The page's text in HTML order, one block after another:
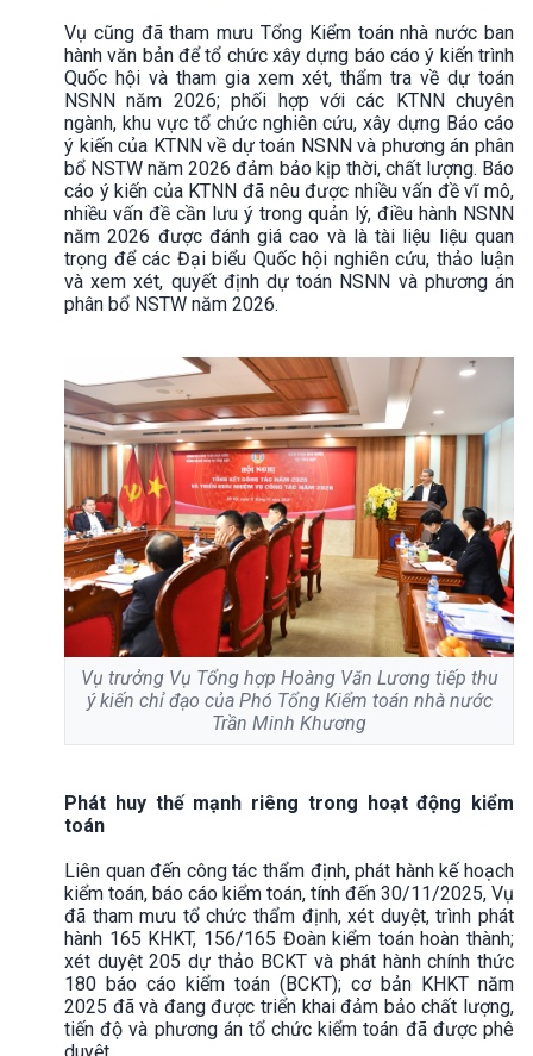
Vụ cũng đã tham mưu Tổng Kiểm toán nhà nước ban
hành văn bản để tổ chức xây dựng báo cáo ý kiến trình
Quốc hội và tham gia xem xét, thẩm tra về dự toán
NSNN năm 2026; phối hợp với các KTNN chuyên
ngành, khu vực tổ chức nghiên cứu, xây dựng Báo cáo
ý kiến của KTNN về dự toán NSNN và phương án phân
bổ NSTW năm 2026 đảm bảo kịp thời, chất lượng. Báo
cáo ý kiến của KTNN đã nêu được nhiều vấn đề vĩ mô,
nhiều vấn đề cần lưu ý trong quản lý, điều hành NSNN
năm 2026 được đánh giá cao và là tài liệu liệu quan
trọng để các Đại biểu Quốc hội nghiên cứu, thảo luận
và xem xét, quyết định dự toán NSNN và phương án
phân bổ NSTW năm 2026.
Vụ trưởng Vụ Tổng hợp Hoàng Văn Lương tiếp thu
ý kiến chỉ đạo của Phó Tổng Kiểm toán nhà nước
Trần Minh Khương
Phát huy thế mạnh riêng trong hoạt động kiểm
toán
Liên quan đến công tác thẩm định, phát hành kế hoạch
kiểm toán, báo cáo kiểm toán, tính đến 30/11/2025, Vụ
đã tham mưu tổ chức thẩm định, xét duyệt, trình phát
hành 165 KHKT, 156/165 Đoàn kiểm toán hoàn thành;
xét duyệt 205 dự thảo BCKT và phát hành chính thức
180 báo cáo kiểm toán (BCKT); cơ bản KHKT năm
2025 đã và đang được triển khai đảm bảo chất lượng,
tiến độ và phương án tổ chức kiểm toán đã được phê
duyệt.